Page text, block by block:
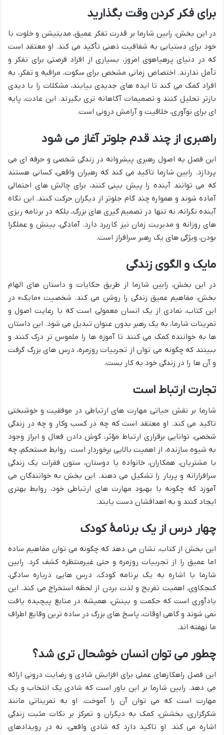
برای فکر کردن وقت بگذارید
در این بخش، رابین شارما بر قدرت تفکر عمیق، مدیتیشن و خلوت با
خود برای دستیابی به شفافیت ذهنی تأکید می کند. او معتقد است
که در دنیای پرهیاهوی امروز، بسیاری از افراد فرصتی برای تفکر و
تأمل ندارند. اختصاص زمانی مشخص برای سکوت، مراقبه و تفکر، به
افراد کمک می کند تا ایده های جدیدی بیابند، مشکلات را با دیدی
بازتر تحلیل کنند و تصمیمات آگاهانه تری بگیرند. این عادت، پایه
ای برای نوآوری، خلاقیت و آرامش درونی است.
راهبری از چند قدم جلوتر آغاز می شود
این فصل به اصول رهبری پیشروانه در زندگی شخصی و حرفه ای می
پردازد. رابین شارما تاکید می کند که رهبران واقعی، کسانی هستند
که می توانند آینده را پیش بینی کنند، برای چالش های احتمالی
آماده شوند و همواره چند گام جلوتر از دیگران حرکت کنند. این نگاه
آینده نگرانه، نه تنها در تصمیم گیری های بزرگ، بلکه در برنامه ریزی
های روزانه و مدیریت زمان نیز کاربرد دارد. آمادگی، بینش و عملگرا
بودن، ویژگی های یک رهبر سرافراز است.
مایک و الگوی زندگی
در این بخش، رابین شارما از طریق حکایات و داستان های الهام
بخش، مفاهیم عمیق زندگی را روشن می کند. شخصیت «مایک» در
این کتاب، نمادی از یک انسان معمولی است که با رعایت اصول و
تمرینات شارما، به یک رهبر بدون عنوان تبدیل می شود. این داستان
ها به خواننده کمک می کنند تا آموزه ها را ملموس تر درک کنند و
ببینند که چگونه می توان از تجربیات روزمره، درس های بزرگ گرفت
و آن ها را در زندگی خود به کار بست.
تجارت ارتباط است
شارما بر نقش حیاتی مهارت های ارتباطی در موفقیت و خوشبختی
تاکید می کند. او معتقد است که چه در کسب وکار و چه در زندگی
شخصی، توانایی برقراری ارتباط مؤثر، گوش دادن فعال و ابراز وجود
به شیوه سازنده، از اهمیت بالایی برخوردار است. روابط مستحکم، چه
با مشتریان، همکاران، خانواده یا دوستان، ستون فقرات یک زندگی
سرافرازانه و پربار را تشکیل می دهند. این بخش به خوانندگان می
آموزد که چگونه با بهبود مهارت های ارتباطی خود، روابط بهتری
ایجاد کنند و به اهدافشان دست یابند.
چهار درس از یک برنامۀ کودک
این بخش از کتاب، نشان می دهد که چگونه می توان مفاهیم ساده
اما عمیق را از تجربیات روزمره و حتی غیرمنتظره کشف کرد. رابین
شارما با اشاره به یک برنامه کودک، درس هایی درباره سادگی،
کنجکاوی، اهمیت تفریح و لذت بردن از لحظه استخراج می کند. این
یادآوری است که حکمت و بینش، همیشه در منابع پیچیده یافت
نمی شوند و گاهی اوقات، پاسخ های بزرگ در ساده ترین وقایع اطراف
ما نهفته اند.
چطور می توان انسان خوشحال تری شد؟
این فصل راهکارهای عملی برای افزایش شادی و رضایت درونی ارائه
می دهد. رابین شارما بر این باور است که شادی یک انتخاب و یک
مهارت است که می توان آن را آموخت. او به تمریناتی مانند
شکرگزاری، بخشش، کمک به دیگران و تمرکز بر نکات مثبت زندگی
اشاره می کند. او تاکید دارد که شادی واقعی، نه در رویدادهای